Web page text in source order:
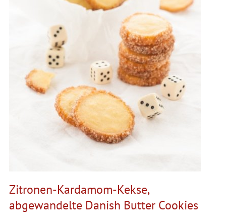
Zitronen-Kardamom-Kekse,
abgewandelte Danish Butter Cookies